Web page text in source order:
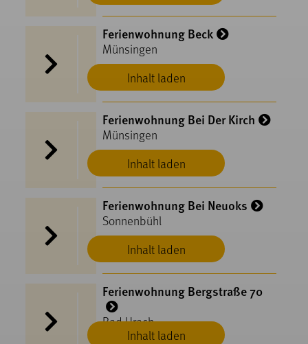
Inhalt laden
Ferienwohnung Beck
Münsingen
Inhalt laden
Ferienwohnung Bei Der Kirch
Münsingen
Inhalt laden
Ferienwohnung Bei Neuoks
Sonnenbühl
Inhalt laden
Ferienwohnung Bergstraße 70
Bad Urach